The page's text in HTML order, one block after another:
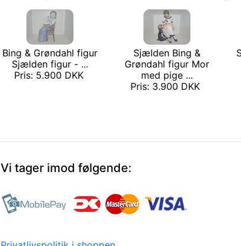
Bing & Grøndahl figur
Sjælden figur - ...
Pris: 5.900 DKK
Sjælden Bing &
Grøndahl figur Mor
med pige ...
Pris: 3.900 DKK
Vi tager imod følgende: